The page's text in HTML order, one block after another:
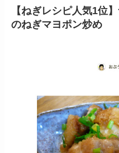
【ねぎレシピ人気1位
のねぎマヨポン炒め